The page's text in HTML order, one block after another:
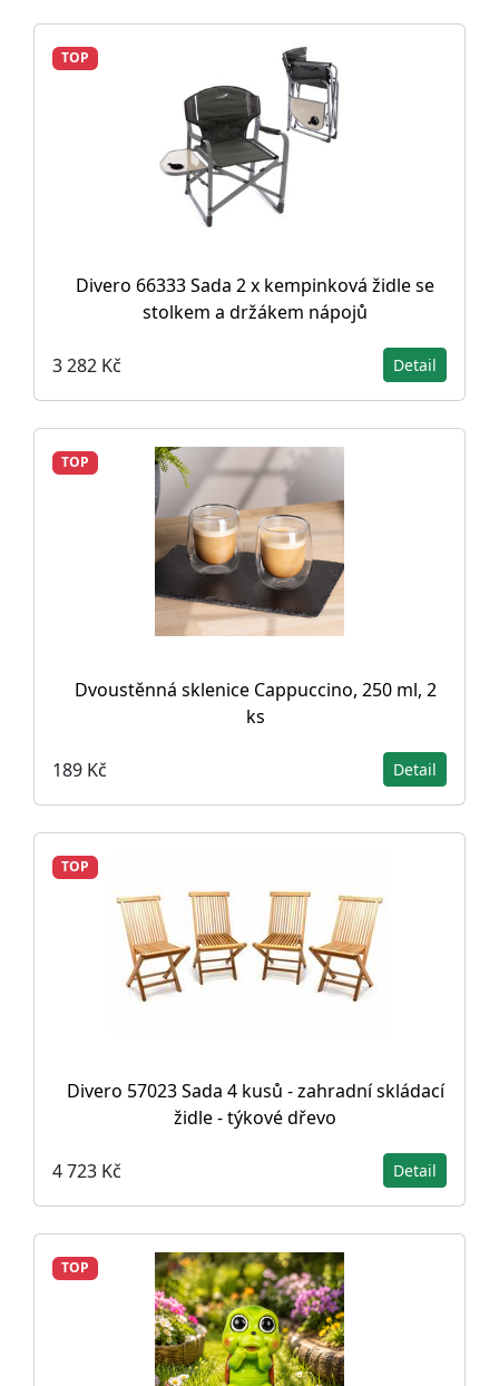
TOP
Divero 66333 Sada 2 x kempinková židle se
stolkem a držákem nápojů
3 282 Kč Detail
TOP
Dvoustěnná sklenice Cappuccino, 250 ml, 2
ks
189 Kč Detail
TOP
Divero 57023 Sada 4 kusů - zahradní skládací
židle - týkové dřevo
4 723 Kč Detail
TOP